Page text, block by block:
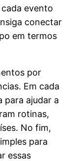
evento
conectar
em termos
por
Em cada
para ajudar a
rotinas,
No fim,
para
essas